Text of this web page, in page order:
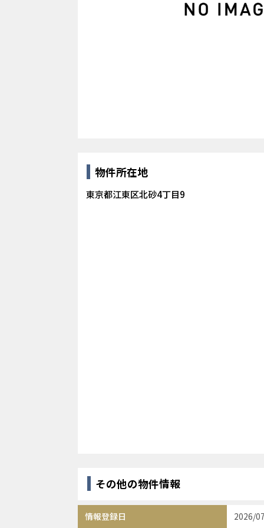
物件所在地
東京都江東区北砂4丁目9
その他の物件情報
情報登録日 2026/